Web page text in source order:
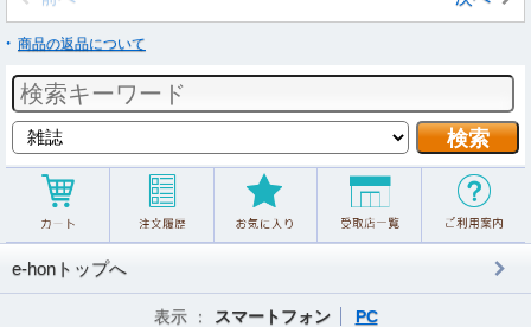
商品の返品について
e-honトップへ
表示 ： スマートフォン PC